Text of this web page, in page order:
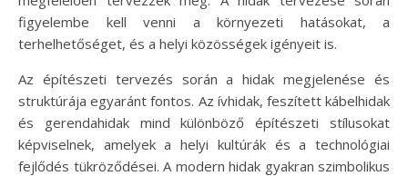
figyelembe kell venni a környezeti hatásokat, a
terhelhetőséget, és a helyi közösségek igényeit is.
Az építészeti tervezés során a hidak megjelenése és
struktúrája egyaránt fontos. Az ívhidak, feszített kábelhidak
és gerendahidak mind különböző építészeti stílusokat
képviselnek, amelyek a helyi kultúrák és a technológiai
fejlődés tükröződései. A modern hidak gyakran szimbolikus